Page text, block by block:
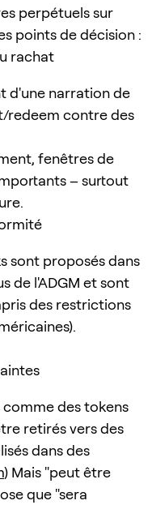
perpétuels sur
points de décision :
rachat
d'une narration de
redeem contre des
fenêtres de
– surtout
sont proposés dans
de l'ADGM et sont
des restrictions
des tokens
retirés vers des
dans des
) Mais "peut être
que "sera